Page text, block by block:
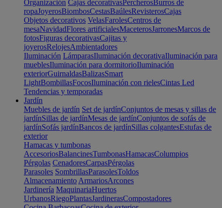
Organización Cajas decorativasPercherosBurros de
ropaJoyerosBiombosCestasBaúlesRevisterosCajas
Objetos decorativos VelasFarolesCentros de
mesaNavidadFlores artificialesMaceterosJarronesMarcos de
fotosFiguras decorativasCajitas y
joyerosRelojesAmbientadores
Iluminación LámparasIluminación decorativaIluminación para
mueblesIluminación para dormitorioIluminación
exteriorGuirnaldasBalizasSmart
LightBombillasFocosIluminación con rielesCintas Led
Tendencias y temporadas
Jardín
Muebles de jardín Set de jardínConjuntos de mesas y sillas de
jardínSillas de jardínMesas de jardínConjuntos de sofás de
jardínSofás jardínBancos de jardínSillas colgantesEstufas de
exterior
Hamacas y tumbonas
AccesoriosBalancinesTumbonasHamacasColumpios
Pérgolas CenadoresCarpasPérgolas
Parasoles SombrillasParasolesToldos
Almacenamiento ArmariosArcones
Jardinería MaquinariaHuertos
UrbanosRiegoPlantasJardinerasCompostadores